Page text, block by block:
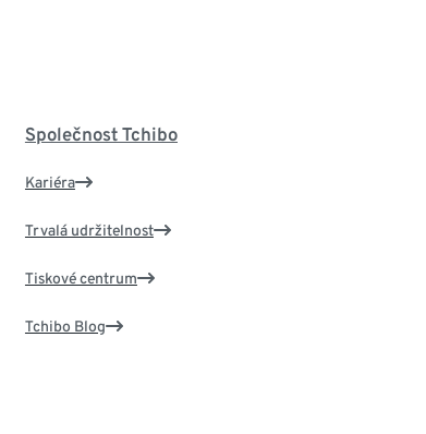
Společnost Tchibo
Kariéra
Trvalá udržitelnost
Tiskové centrum
Tchibo Blog